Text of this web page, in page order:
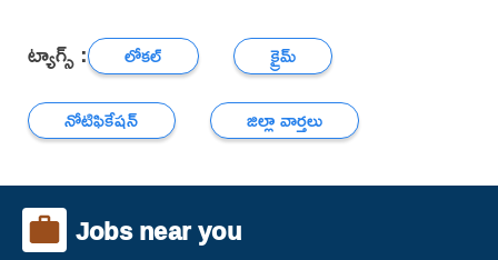
ట్యాగ్స్ : లోకల్
క్రైమ్
నోటిఫికేషన్
జిల్లా వార్తలు
Jobs near you